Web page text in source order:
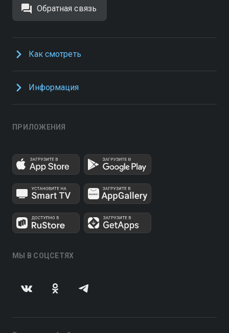
Обратная связь
Как смотреть
Информация
ПРИЛОЖЕНИЯ
МЫ В СОЦСЕТЯХ